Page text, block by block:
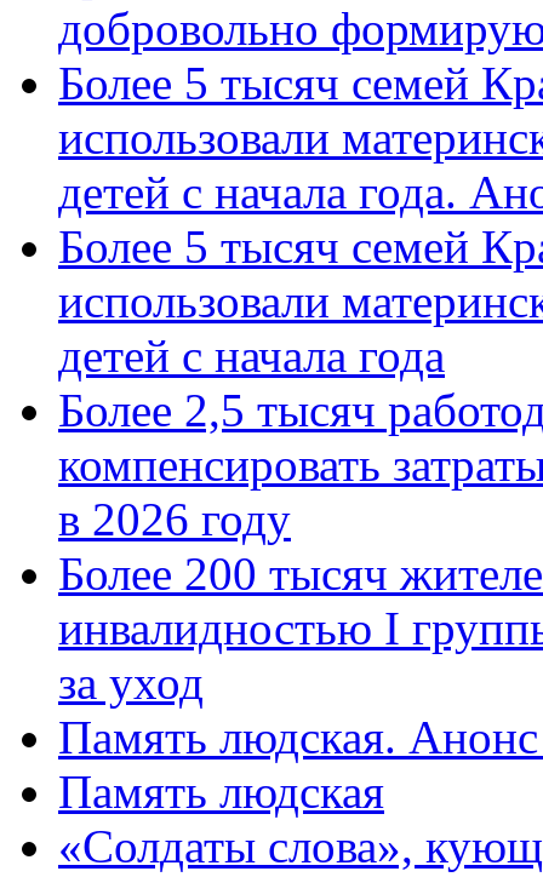
добровольно
Более 5 тысяч семей
использовали
детей с начала года.
Более 5 тысяч семей
использовали
детей с начала года
Более 2,5 тысяч
компенсировать
в 2026 году
Более 200 тысяч
инвалидностью I
за уход
Память людская.
Память людская
«Солдаты слова»,